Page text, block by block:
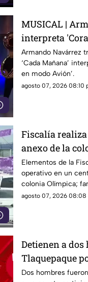
MUSICAL |
interpreta
VIVO
Armando Navárrez
‘Cada Mañana’
en modo Avión’.
agosto 07, 2026 08:10
Fiscalía
anexo de la
Guadalajara
Elementos de la
operativo en un
colonia Olímpica;
lugar.
agosto 07, 2026 08:08
Detienen a dos
Tlaquepaque
maltrato
Dos hombres